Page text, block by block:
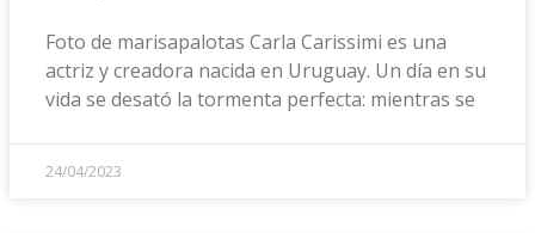
Foto de marisapalotas Carla Carissimi es una
actriz y creadora nacida en Uruguay. Un día en su
vida se desató la tormenta perfecta: mientras se
24/04/2023